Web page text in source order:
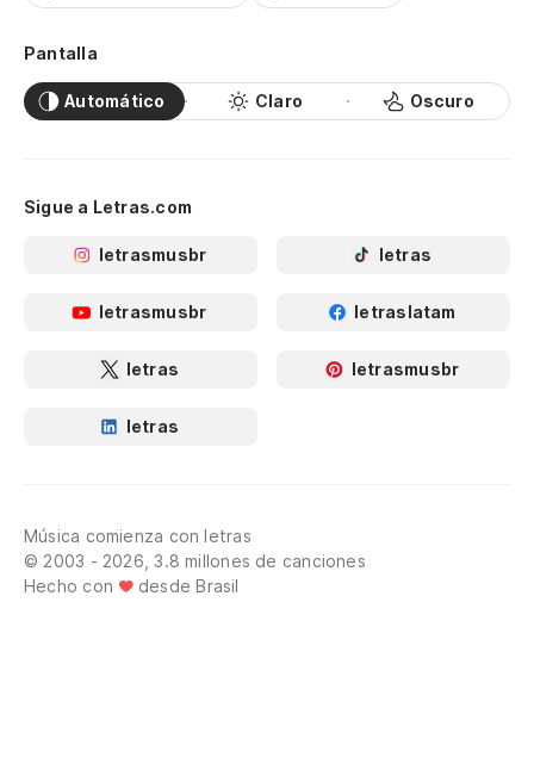
Pantalla
Automático Claro Oscuro
Sigue a Letras.com
letrasmusbr letras
letrasmusbr letraslatam
letras letrasmusbr
letras
Música comienza con letras
© 2003 - 2026, 3.8 millones de canciones
Hecho con
desde Brasil